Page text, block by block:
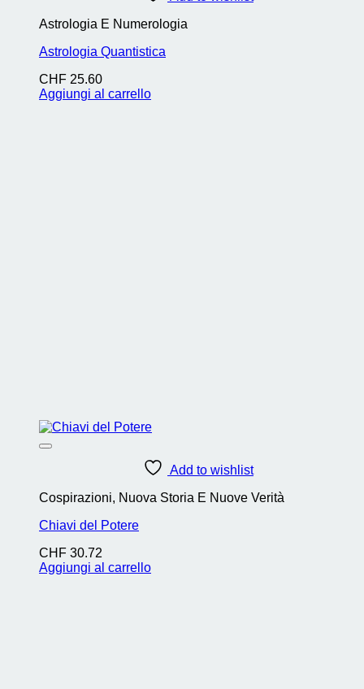
Astrologia E Numerologia
Astrologia Quantistica
CHF 25.60
Aggiungi al carrello
Add to wishlist
Cospirazioni, Nuova Storia E Nuove Verità
Chiavi del Potere
CHF 30.72
Aggiungi al carrello